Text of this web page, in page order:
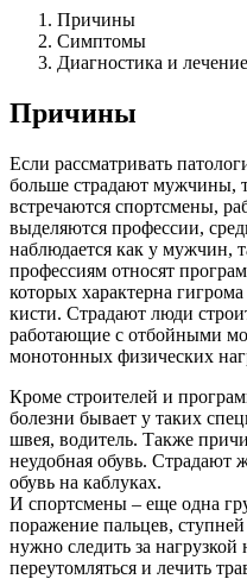
Причины
Симптомы
Диагностика и лечение
Причины
Если рассматривать
больше страдают мужчины,
встречаются спортсмены,
выделяются профессии,
наблюдается как у мужчин,
профессиям относят
которых характерна
кисти. Страдают люди
работающие с отбойными
монотонных физических
Кроме строителей и
болезни бывает у таких
швея, водитель. Также
неудобная обувь.
обувь на каблуках.
И спортсмены – еще одна
поражение пальцев,
нужно следить за
переутомляться и лечить